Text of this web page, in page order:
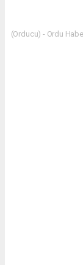
(Orducu) - Ordu